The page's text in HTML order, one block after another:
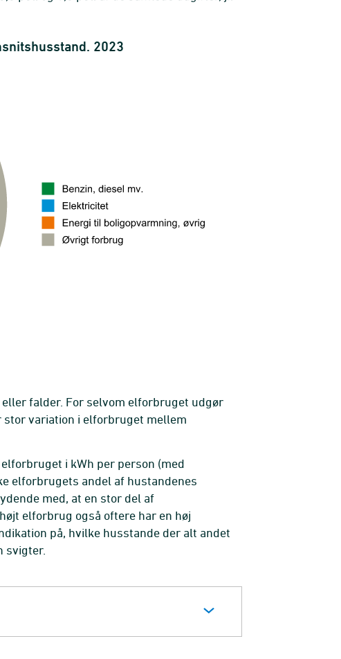
2023
falder. For selvom elforbruget udgør
variation i elforbruget mellem
i kWh per person (med
elforbrugets andel af hustandenes
med, at en stor del af
elforbrug også oftere har en høj
på, hvilke husstande der alt andet
svigter.